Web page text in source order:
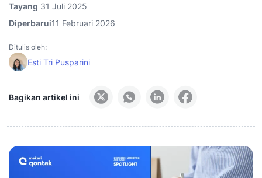
Tayang 31 Juli 2025
Diperbarui11 Februari 2026
Ditulis oleh:
Esti Tri Pusparini
Bagikan artikel ini